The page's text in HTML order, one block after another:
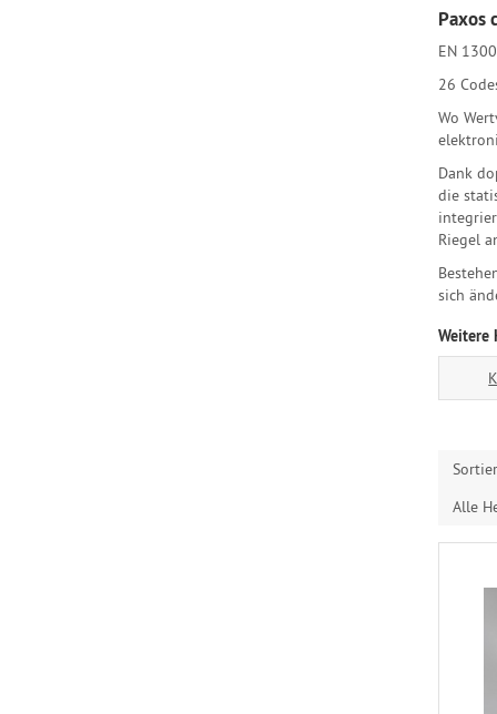
Paxos
EN
26
Wo
Dank
die
Riegel
sich
Weitere
Alle